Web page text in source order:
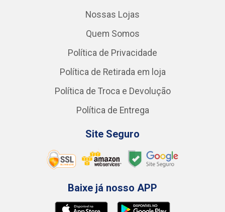
Nossas Lojas
Quem Somos
Política de Privacidade
Política de Retirada em loja
Política de Troca e Devolução
Política de Entrega
Site Seguro
Baixe já nosso APP